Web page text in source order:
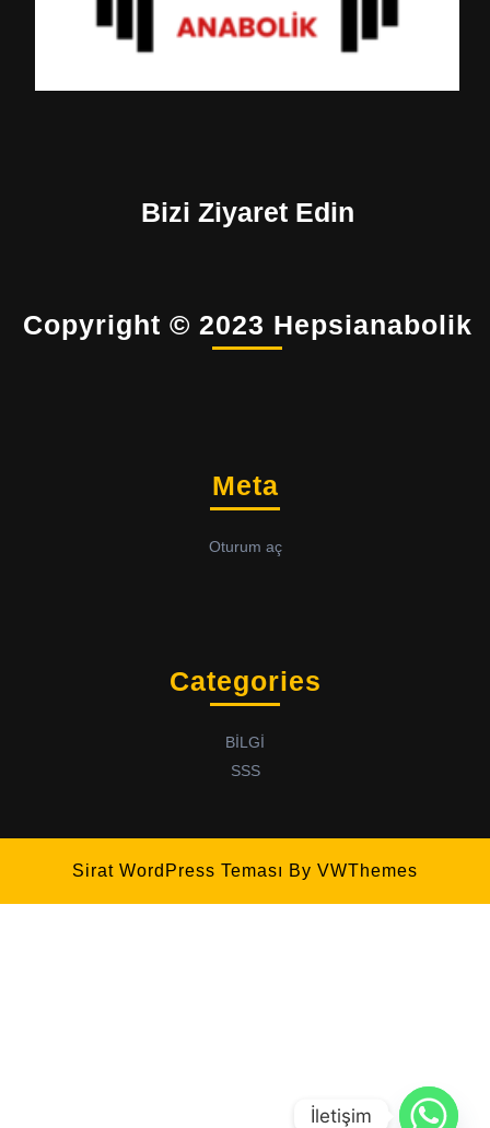
Bizi Ziyaret Edin
Copyright © 2023 Hepsianabolik
Meta
Oturum aç
Categories
BİLGİ
SSS
Sirat WordPress Teması By VWThemes
İletişim